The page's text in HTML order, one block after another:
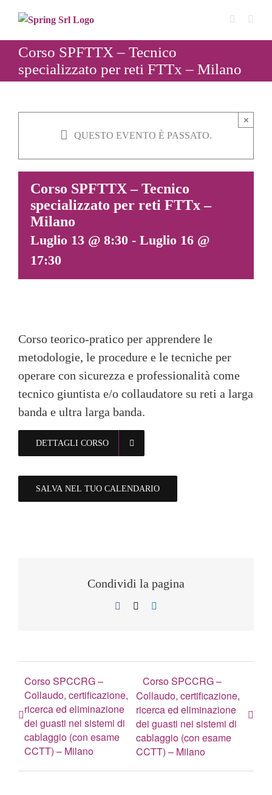
contenuto
Corso SPFTTX – Tecnico
specializzato per reti FTTx – Milano
QUESTO EVENTO È PASSATO.
×
Corso SPFTTX – Tecnico
specializzato per reti FTTx –
Milano
Luglio 13 @ 8:30 - Luglio 16 @
17:30
Corso teorico-pratico per apprendere le
metodologie, le procedure e le tecniche per
operare con sicurezza e professionalità come
tecnico giuntista e/o collaudatore su reti a larga
banda e ultra larga banda.
DETTAGLI CORSO
SALVA NEL TUO CALENDARIO
Condividi la pagina
Facebook
Corso SPCCRG –
Collaudo, certificazione,
ricerca ed eliminazione
dei guasti nei sistemi di
cablaggio (con esame
CCTT) – Milano
Corso SPCCRG –
Collaudo, certificazione,
ricerca ed eliminazione
dei guasti nei sistemi di
cablaggio (con esame
CCTT) – Milano